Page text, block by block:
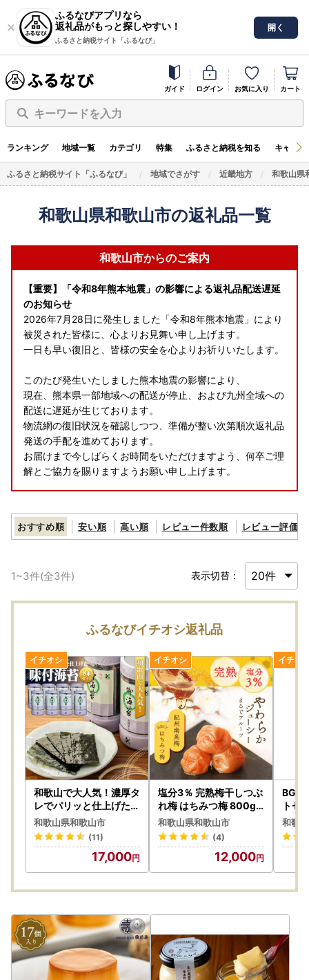
ふるなびアプリなら
返礼品がもっと探しやすい！
ふるさと納税サイト「ふるなび」
開く
ガイド ログイン お気に入り カート
キーワードを入力
ランキング 地域一覧 カテゴリ 特集 ふるさと納税を知る キャン
ふるさと納税サイト「ふるなび」 地域でさがす 近畿地方 和歌山県
和歌山県和歌山市の返礼品一覧
和歌山市からのご案内
【重要】「令和8年熊本地震」の影響による返礼品配送遅延
のお知らせ
2026年7月28日に発生しました「令和8年熊本地震」により
被災された皆様に、心よりお見舞い申し上げます。
一日も早い復旧と、皆様の安全を心よりお祈りいたします。
このたび発生いたしました熊本地震の影響により、
現在、熊本県一部地域への配送が停止、および九州全域への
配送に遅延が生じております。
物流網の復旧状況を確認しつつ、準備が整い次第順次返礼品
発送の手配を進めております。
お届けまで今しばらくお時間をいただけますよう、何卒ご理
解とご協力を賜りますようお願い申し上げます。
おすすめ順 安い順 高い順 レビュー件数順 レビュー評価順
1~3件(全3件) 表示切替：
ふるなびイチオシ返礼品
和歌山で大人気！濃厚タ
レでパリッと仕上げた味
付海苔卓上 ８本セット
｜海苔
和歌山県和歌山市
(11)
17,000
塩分3％ 完熟梅干しつぶ
れ梅 はちみつ梅 800g
ふるさと納税
和歌山県和歌山市
(4)
12,000
BG
トセ
計量
和歌